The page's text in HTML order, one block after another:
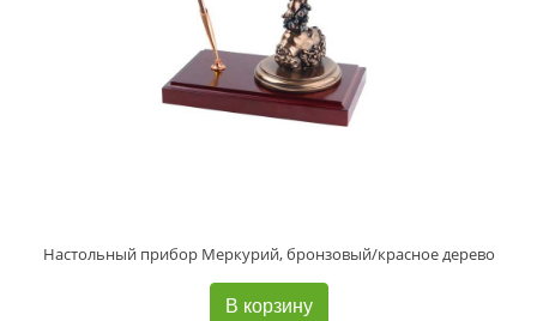
Настольный прибор Меркурий, бронзовый/красное дерево
В корзину